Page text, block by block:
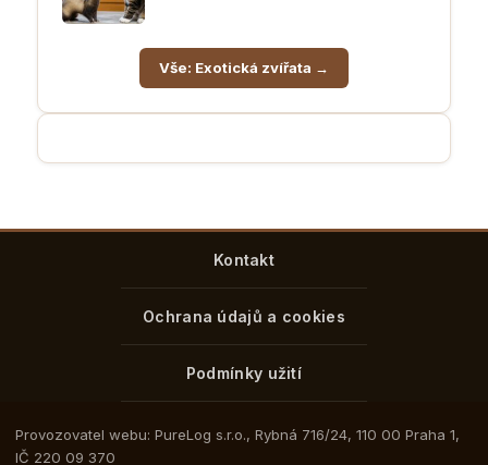
Vše: Exotická zvířata →
Kontakt
Ochrana údajů a cookies
Podmínky užití
Provozovatel webu: PureLog s.r.o., Rybná 716/24, 110 00 Praha 1,
IČ 220 09 370